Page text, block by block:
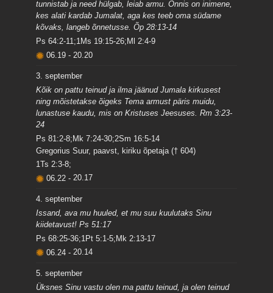
tunnistab ja need hülgab, leiab armu. Õnnis on inimene,
kes alati kardab Jumalat, aga kes teeb oma südame
kõvaks, langeb õnnetusse. Õp 28:13-14
Ps 64:2-11;1Ms 19:15-26;Ml 2:4-9
06.19- 20.20
3. september
Kõik on pattu teinud ja ilma jäänud Jumala kirkusest
ning mõistetakse õigeks Tema armust päris muidu,
lunastuse kaudu, mis on Kristuses Jeesuses. Rm 3:23-
24
Ps 81:2-8;Mk 7:24-30;2Sm 16:5-14
Gregorius Suur, paavst, kiriku õpetaja († 604)
1Ts 2:3-8;
06.22-20.17
4. september
Issand, ava mu huuled, et mu suu kuulutaks Sinu
kiidetavust! Ps 51:17
Ps 68:25-36;1Pt 5:1-5;Mk 2:13-17
06.24-20.14
5. september
Üksnes Sinu vastu olen ma pattu teinud, ja olen teinud